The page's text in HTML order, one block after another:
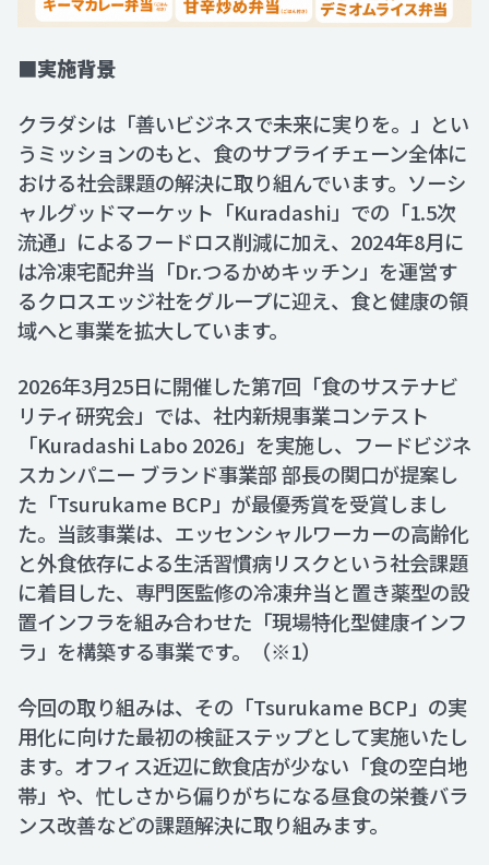
■実施背景
クラダシは「善いビジネスで未来に実りを。」とい
うミッションのもと、食のサプライチェーン全体に
おける社会課題の解決に取り組んでいます。ソーシ
ャルグッドマーケット「Kuradashi」での「1.5次
流通」によるフードロス削減に加え、2024年8月に
は冷凍宅配弁当「Dr.つるかめキッチン」を運営す
るクロスエッジ社をグループに迎え、食と健康の領
域へと事業を拡大しています。
2026年3月25日に開催した第7回「食のサステナビ
リティ研究会」では、社内新規事業コンテスト
「Kuradashi Labo 2026」を実施し、フードビジネ
スカンパニー ブランド事業部 部長の関口が提案し
た「Tsurukame BCP」が最優秀賞を受賞しまし
た。当該事業は、エッセンシャルワーカーの高齢化
と外食依存による生活習慣病リスクという社会課題
に着目した、専門医監修の冷凍弁当と置き薬型の設
置インフラを組み合わせた「現場特化型健康インフ
ラ」を構築する事業です。（※1）
今回の取り組みは、その「Tsurukame BCP」の実
用化に向けた最初の検証ステップとして実施いたし
ます。オフィス近辺に飲食店が少ない「食の空白地
帯」や、忙しさから偏りがちになる昼食の栄養バラ
ンス改善などの課題解決に取り組みます。